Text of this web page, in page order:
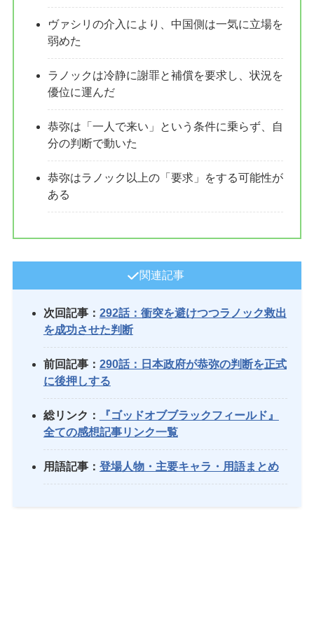
ヴァシリの介入により、中国側は一気に立場を
弱めた
ラノックは冷静に謝罪と補償を要求し、状況を
優位に運んだ
恭弥は「一人で来い」という条件に乗らず、自
分の判断で動いた
恭弥はラノック以上の「要求」をする可能性が
ある
関連記事
次回記事： 292話：衝突を避けつつラノック救出
を成功させた判断
前回記事： 290話：日本政府が恭弥の判断を正式
に後押しする
総リンク：
『ゴッドオブブラックフィールド』
全ての感想記事リンク一覧
用語記事： 登場人物・主要キャラ・用語まとめ